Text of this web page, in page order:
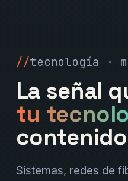
tecnología ·
La señal
tu
contenido
Sistemas, redes de